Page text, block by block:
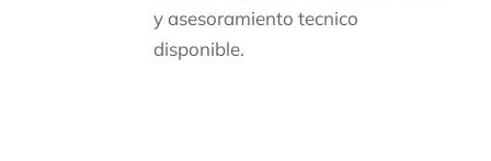
y asesoramiento tecnico
disponible.